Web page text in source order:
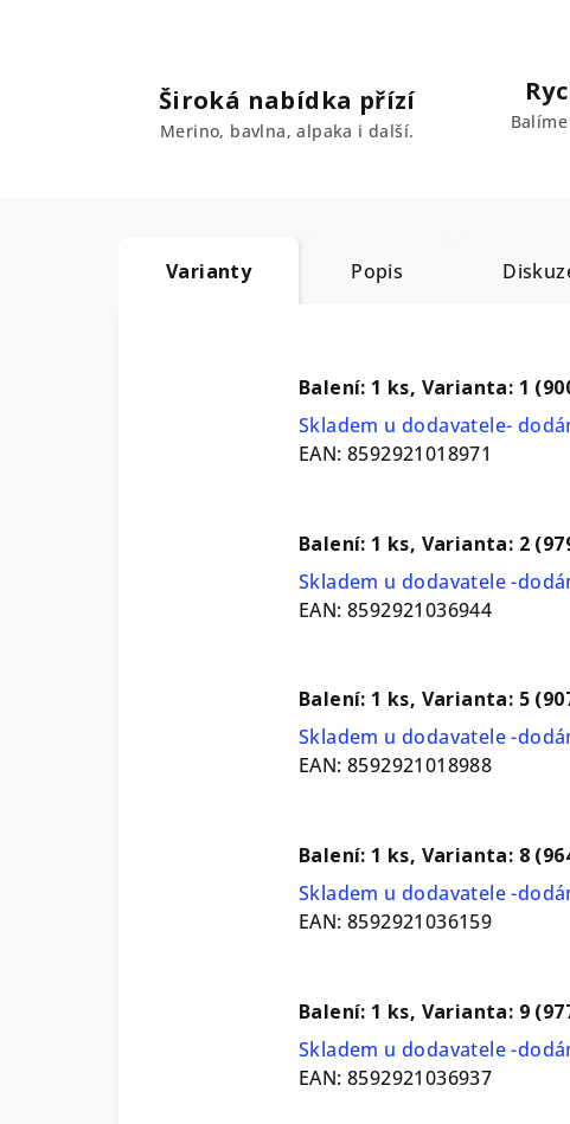
Široká nabídka přízí
Merino, bavlna, alpaka i další.
Varianty Popis
Balení: 1 ks, Varianta: 1
Skladem u dodavatele-
EAN: 8592921018971
Balení: 1 ks, Varianta: 2
Skladem u dodavatele -
EAN: 8592921036944
Balení: 1 ks, Varianta: 5
Skladem u dodavatele -
EAN: 8592921018988
Balení: 1 ks, Varianta: 8
Skladem u dodavatele -
EAN: 8592921036159
Balení: 1 ks, Varianta: 9
Skladem u dodavatele -
EAN: 8592921036937